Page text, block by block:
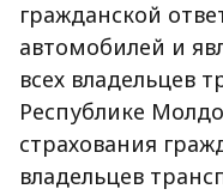
гражданской
автомобилей и
всех владельцев
Республике
страхования
владельцев